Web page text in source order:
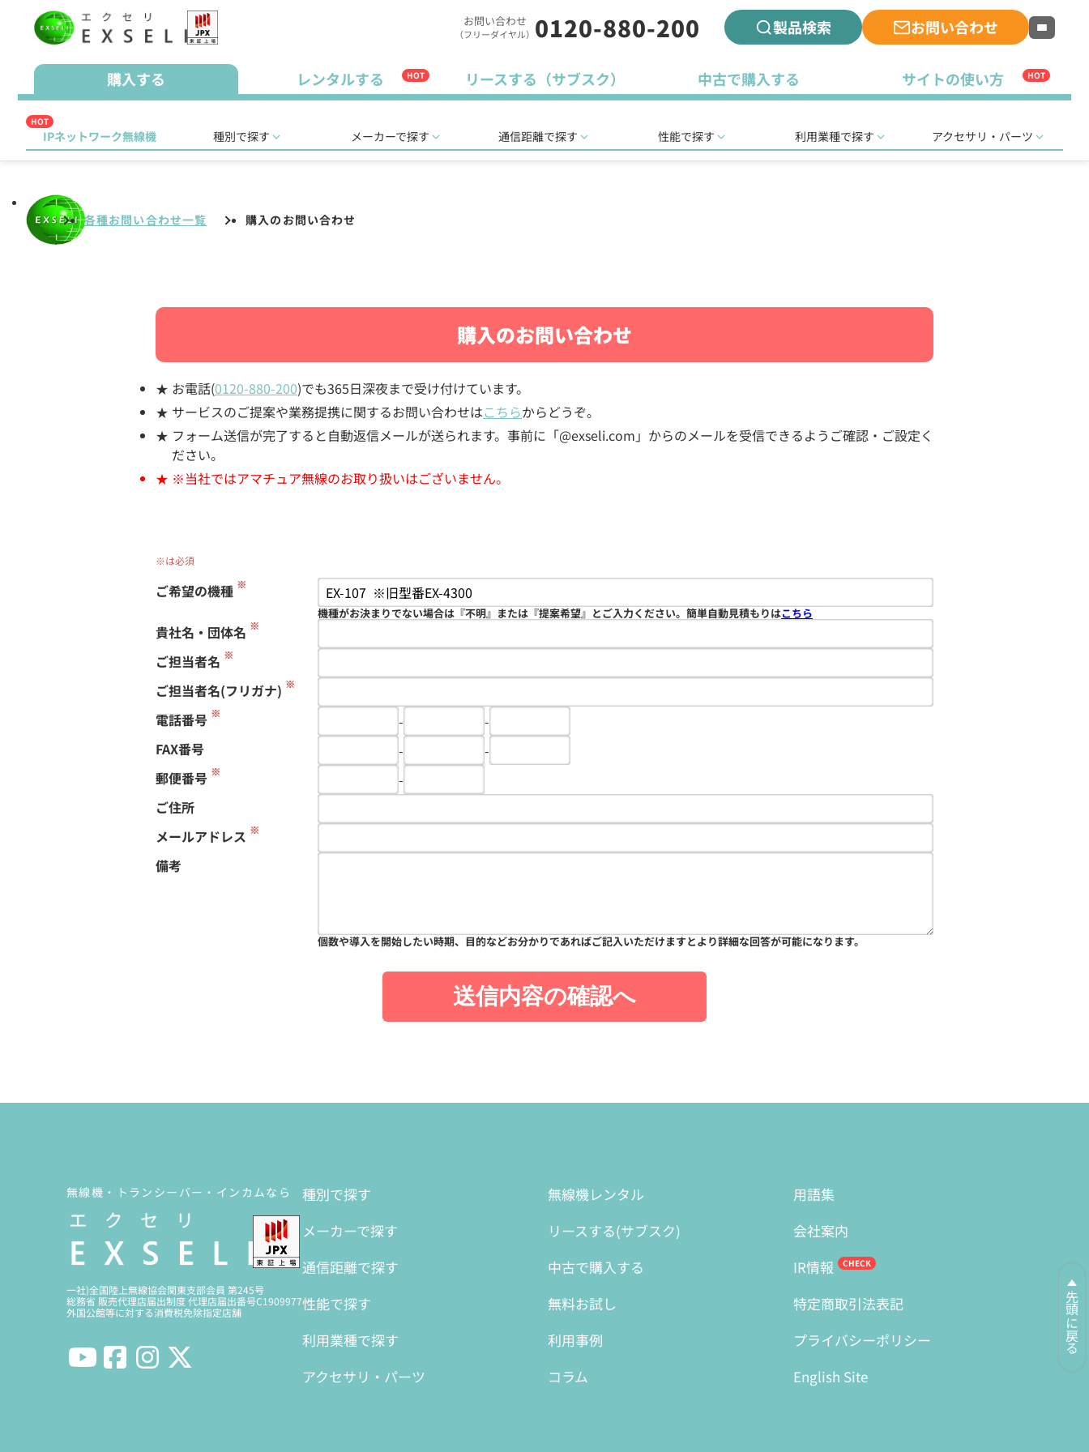
お問い合わせ
（フリーダイヤル） 0120-880-200 製品検索 お問い合わせ
購入する レンタルする HOT リースする（サブスク） 中古で購入する サイトの使い方 HOT
HOT
IPネットワーク無線機 種別で探す メーカーで探す 通信距離で探す 性能で探す 利用業種で探す アクセサリ・パーツ
各種お問い合わせ一覧 購入のお問い合わせ
購入のお問い合わせ
お電話(0120-880-200)でも365日深夜まで受け付けています。
サービスのご提案や業務提携に関するお問い合わせはこちらからどうぞ。
フォーム送信が完了すると自動返信メールが送られます。事前に「@exseli.com」からのメールを受信できるようご確認・ご設定く
ださい。
※当社ではアマチュア無線のお取り扱いはございません。
※は必須
ご希望の機種 ※
機種がお決まりでない場合は『不明』または『提案希望』とご入力ください。簡単自動見積もりはこちら
貴社名・団体名 ※
ご担当者名 ※
ご担当者名(フリガナ) ※
電話番号 ※ -
-
FAX番号
-
-
郵便番号 ※
-
ご住所
メールアドレス ※
備考
個数や導入を開始したい時期、目的などお分かりであればご記入いただけますとより詳細な回答が可能になります。
送信内容の確認へ
先頭に戻る
無線機・トランシーバー・インカムなら
一社)全国陸上無線協会関東支部会員 第245号
総務省 販売代理店届出制度 代理店届出番号C1909977
外国公館等に対する消費税免除指定店舗
種別で探す
メーカーで探す
通信距離で探す
性能で探す
利用業種で探す
アクセサリ・パーツ
無線機レンタル
リースする(サブスク)
中古で購入する
無料お試し
利用事例
コラム
用語集
会社案内
IR情報
特定商取引法表記
プライバシーポリシー
English Site